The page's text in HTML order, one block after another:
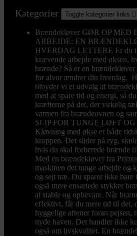
Kategorier Toggle kategorier links 
Brændekløver GØR OP MED
ARBEJDE: EN
HVERDAG LETTERE Er du
krævende arbejde med øksen,
brænde? Så er en brændekløver
for alvor ændrer din hverdag.
tilbyder vi et udvalg af
med at spare tid og energi, så
kræfterne på det, der virkelig
varmen fra brændeovnen og
SLIP FOR TUNGE LØFT
Kløvning med økse er både
kroppen. Det slider på ryg,
hvis du skal forberede brænde
Med en brændekløver fra
maskinen det tunge arbejde og
og sejt træ. Du sparer ikke
også mere ensartede stykker
at stable og opbevare. Når
effektivt, får du mere tid til det,
hyggelige aftener foran pejsen,
nyde haven. Det handler ikke
også om livskvalitet. En